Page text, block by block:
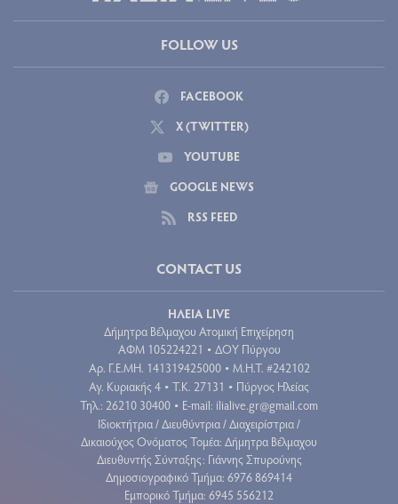
FOLLOW US
FACEBOOK
X (TWITTER)
YOUTUBE
GOOGLE NEWS
RSS FEED
CONTACT US
ΗΛΕΙΑ LIVE
Δήμητρα Βέλμαχου Ατομική Επιχείρηση
ΑΦΜ 105224221 • ΔΟΥ Πύργου
Aρ. Γ.Ε.ΜΗ. 141319425000 • Μ.Η.Τ. #242102
Αγ. Κυριακής 4 • Τ.Κ. 27131 • Πύργος Ηλείας
Τηλ.: 26210 30400 • E-mail: ilialive.gr@gmail.com
Ιδιοκτήτρια / Διευθύντρια / Διαχειρίστρια /
Δικαιούχος Ονόματος Τομέα: Δήμητρα Βέλμαχου
Διευθυντής Σύνταξης: Γιάννης Σπυρούνης
Δημοσιογραφικό Τμήμα: 6976 869414
Εμπορικό Τμήμα: 6945 556212